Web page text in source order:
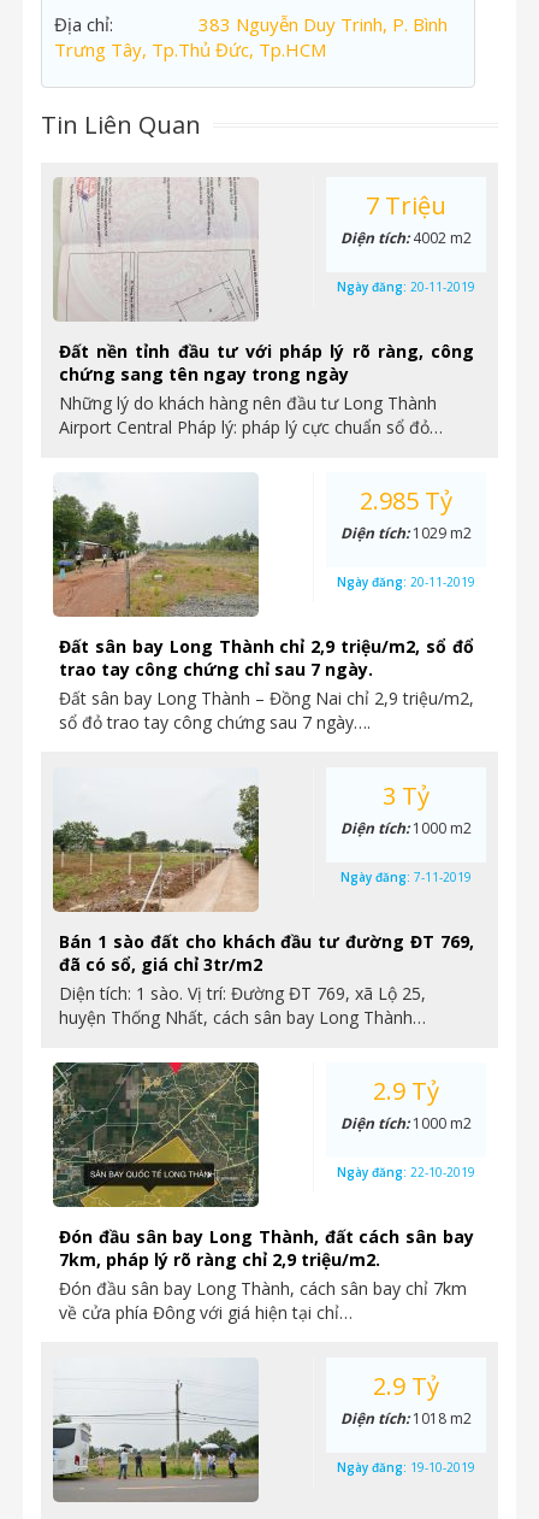
Địa chỉ:
383 Nguyễn Duy Trinh, P. Bình
Trưng Tây, Tp.Thủ Đức, Tp.HCM
Tin Liên Quan
Đất nền tỉnh đầu tư với pháp lý rõ ràng, công
chứng sang tên ngay trong ngày
Những lý do khách hàng nên đầu tư Long Thành
Airport Central Pháp lý: pháp lý cực chuẩn sổ đỏ…
7 Triệu
Diện tích:4002 m2
Ngày đăng: 20-11-2019
Đất sân bay Long Thành chỉ 2,9 triệu/m2, sổ đổ
trao tay công chứng chỉ sau 7 ngày.
Đất sân bay Long Thành – Đồng Nai chỉ 2,9 triệu/m2,
sổ đỏ trao tay công chứng sau 7 ngày….
2.985 Tỷ
Diện tích:1029 m2
Ngày đăng: 20-11-2019
Bán 1 sào đất cho khách đầu tư đường ĐT 769,
đã có sổ, giá chỉ 3tr/m2
Diện tích: 1 sào. Vị trí: Đường ĐT 769, xã Lộ 25,
huyện Thống Nhất, cách sân bay Long Thành…
3 Tỷ
Diện tích:1000 m2
Ngày đăng: 7-11-2019
Đón đầu sân bay Long Thành, đất cách sân bay
7km, pháp lý rõ ràng chỉ 2,9 triệu/m2.
Đón đầu sân bay Long Thành, cách sân bay chỉ 7km
về cửa phía Đông với giá hiện tại chỉ…
2.9 Tỷ
Diện tích:1000 m2
Ngày đăng: 22-10-2019
2.9 Tỷ
Diện tích:1018 m2
Ngày đăng: 19-10-2019